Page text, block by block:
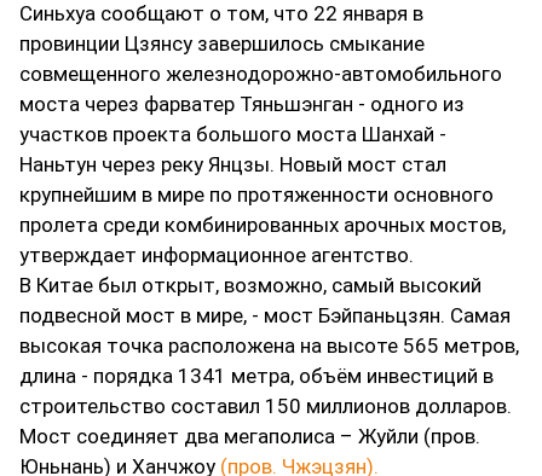
Синьхуа сообщают о том, что 22 января в
провинции Цзянсу завершилось смыкание
совмещенного железнодорожно-автомобильного
моста через фарватер Тяньшэнган - одного из
участков проекта большого моста Шанхай -
Наньтун через реку Янцзы. Новый мост стал
крупнейшим в мире по протяженности основного
пролета среди комбинированных арочных мостов,
утверждает информационное агентство.
В Китае был открыт, возможно, самый высокий
подвесной мост в мире, - мост Бэйпаньцзян. Самая
высокая точка расположена на высоте 565 метров,
длина - порядка 1341 метра, объём инвестиций в
строительство составил 150 миллионов долларов.
Мост соединяет два мегаполиса – Жуйли (пров.
Юньнань) и Ханчжоу (пров. Чжэцзян).